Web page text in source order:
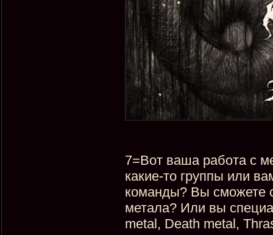
7=Вот ваша работа с
какие-то группы или
команды? Вы сможете
метала? Или вы
metal, Death metal,